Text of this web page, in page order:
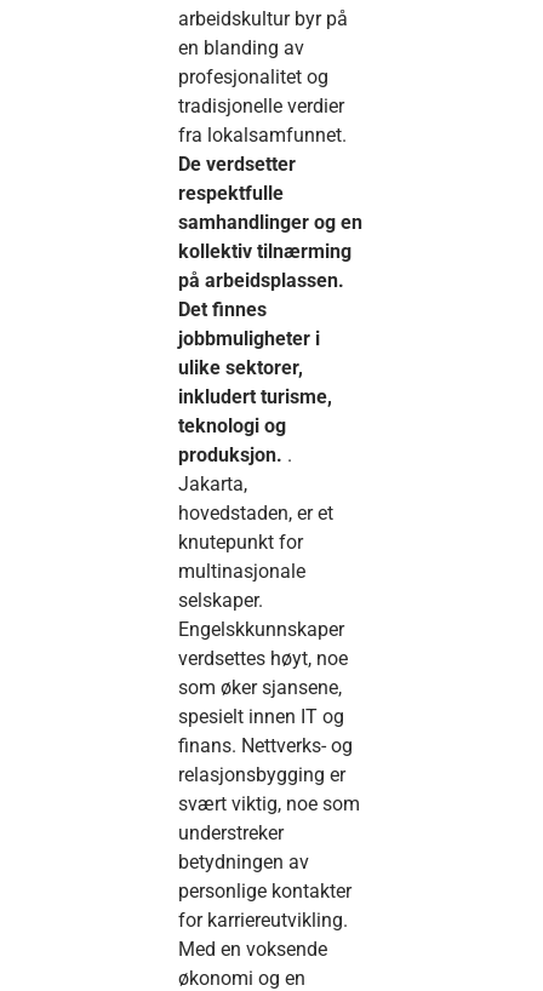
arbeidskultur byr på
en blanding av
profesjonalitet og
tradisjonelle verdier
fra lokalsamfunnet.
De verdsetter
respektfulle
samhandlinger og en
kollektiv tilnærming
på arbeidsplassen.
Det finnes
jobbmuligheter i
ulike sektorer,
inkludert turisme,
teknologi og
produksjon. .
Jakarta,
hovedstaden, er et
knutepunkt for
multinasjonale
selskaper.
Engelskkunnskaper
verdsettes høyt, noe
som øker sjansene,
spesielt innen IT og
finans. Nettverks- og
relasjonsbygging er
svært viktig, noe som
understreker
betydningen av
personlige kontakter
for karriereutvikling.
Med en voksende
økonomi og en